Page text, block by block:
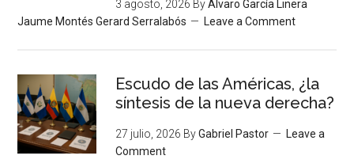
3 agosto, 2026 ByÁlvaro García Linera
Jaume Montés Gerard Serralabós
Leave a Comment
Escudo de las Américas, ¿la
síntesis de la nueva derecha?
27 julio, 2026 ByGabriel Pastor
Leave a
Comment